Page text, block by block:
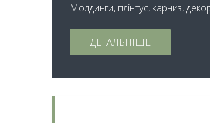
Молдинги, плінтус, карниз,
ДЕТАЛЬНІШЕ